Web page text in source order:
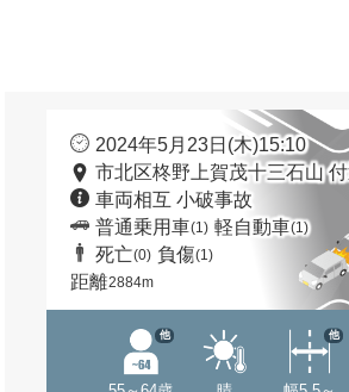
2024年5月23日(木)15:10
市北区柊野上賀茂十三石山
車両相互 小破事故
普通乗用車(1) 軽自動車(1)
死亡(0) 負傷(1)
距離2884m
他 他